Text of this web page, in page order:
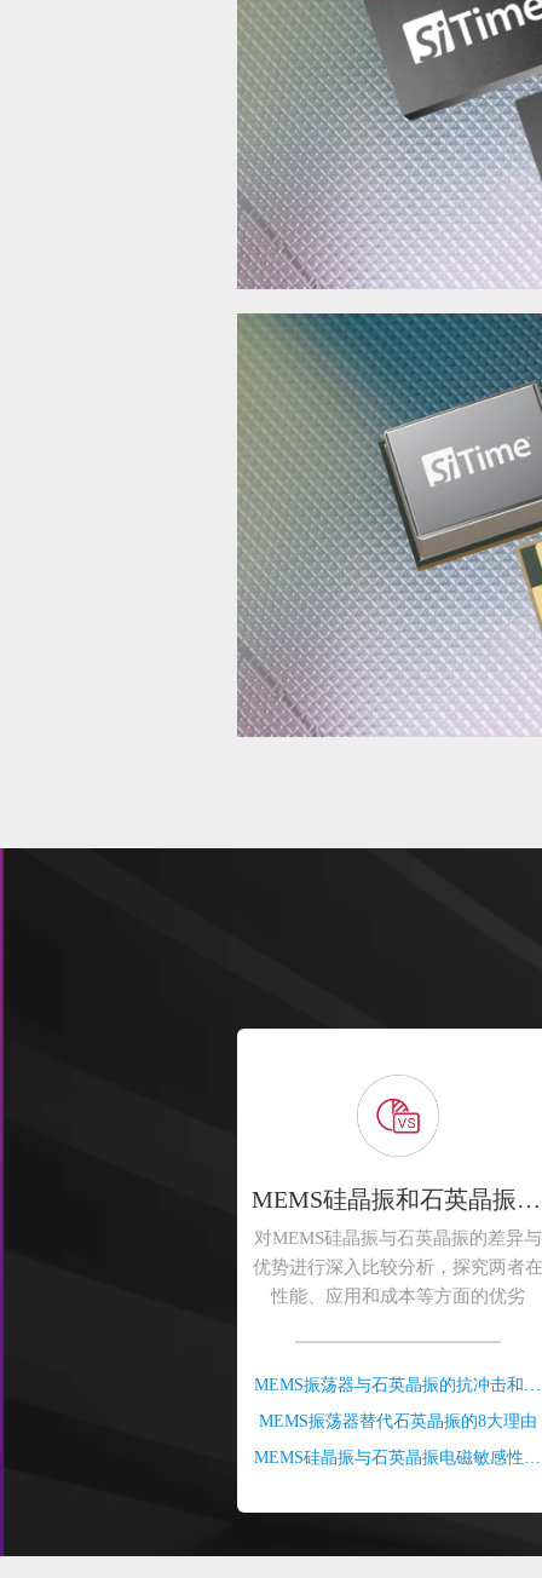
MEMS硅晶振和石英晶振对比
对MEMS硅晶振与石英晶振的差异与
优势进行深入比较分析，探究两者在
性能、应用和成本等方面的优劣
MEMS振荡器与石英晶振的抗冲击和抗振性对比
MEMS振荡器替代石英晶振的8大理由
MEMS硅晶振与石英晶振电磁敏感性对比